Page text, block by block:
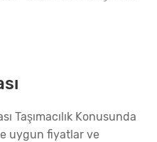
Taşımacılık Konusunda
uygun fiyatlar ve